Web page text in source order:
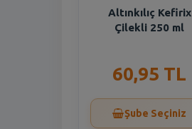
Altınkılıç Kefirix
Çilekli 250 ml
60,95 TL
Şube Seçiniz